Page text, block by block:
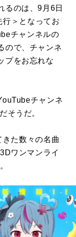
るのは、9月6日
行＞となってお
チャンネルの
ので、チャンネ
プをお忘れな
チャンネ
そうだ。
た数々の名曲
ワンマンライ